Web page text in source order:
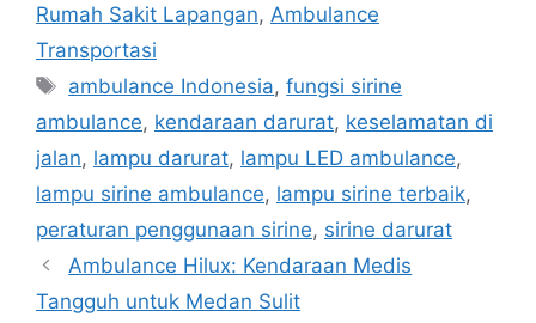
Rumah Sakit Lapangan, Ambulance
Transportasi
Tag
ambulance Indonesia,fungsi sirine
ambulance, kendaraan darurat, keselamatan di
jalan, lampu darurat, lampu LED ambulance,
lampu sirine ambulance, lampu sirine terbaik,
peraturan penggunaan sirine, sirine darurat
Ambulance Hilux: Kendaraan Medis
Tangguh untuk Medan Sulit